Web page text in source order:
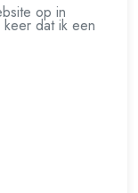
op in
dat ik een